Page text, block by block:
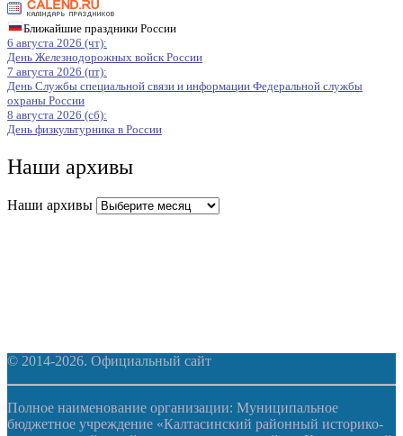
Ближайшие праздники России
6 августа 2026 (чт):
День Железнодорожных войск России
7 августа 2026 (пт):
День Службы специальной связи и информации Федеральной службы
охраны России
8 августа 2026 (сб):
День физкультурника в России
Наши архивы
Наши архивы
© 2014-2026. Официальный сайт
Полное наименование организации: Муниципальное
бюджетное учреждение «Калтасинский районный историко-